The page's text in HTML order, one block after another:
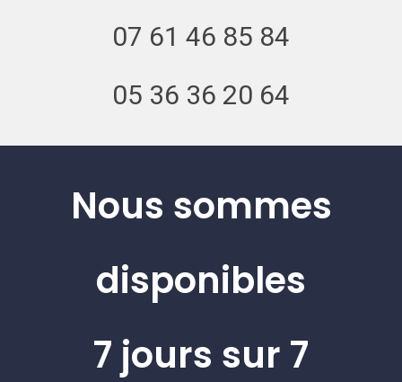
07 61 46 85 84
05 36 36 20 64
Nous sommes
disponibles
7 jours sur 7